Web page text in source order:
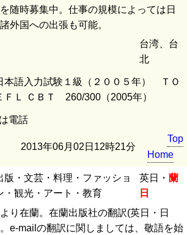
随時募集中。仕事の規模によっては日
外国への出張も可能。
台湾、台
北
本語入力試験１級（２００５年） ＴＯ
ＦＬ ＣＢＴ 260/300（2005年）
電話
2013年06月02日12時21分
Top
Home
版・文芸・料理・ファッショ
・観光・アート・教育
英日・ 蘭
日
り在蘭。在蘭出版社の翻訳(英日・日
e-mailの翻訳に関しましては、敬語を始